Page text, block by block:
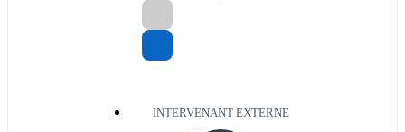
INTERVENANT EXTERNE